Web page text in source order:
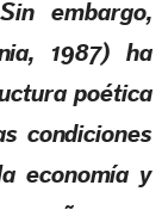
embargo,
1987) ha
poética
condiciones
economía y